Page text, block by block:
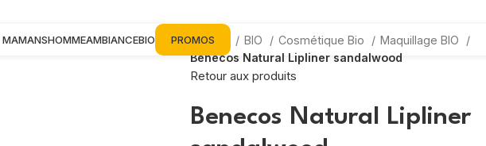
MAMANSHOMMEAMBIANCEBIO PROMOS
Accueil BIO Cosmétique Bio
Maquillage BIO
Benecos Natural Lipliner sandalwood
Retour aux produits
Benecos Natural Lipliner